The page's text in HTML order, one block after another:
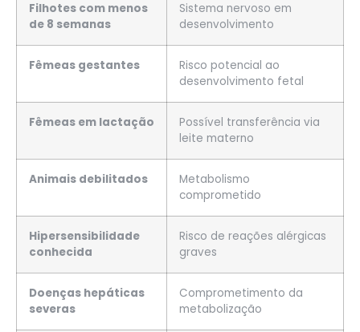
Filhotes com menos
de 8 semanas
Sistema nervoso em
desenvolvimento
Fêmeas gestantes
Risco potencial ao
desenvolvimento fetal
Fêmeas em lactação
Possível transferência via
leite materno
Animais debilitados
Metabolismo
comprometido
Hipersensibilidade
conhecida
Risco de reações alérgicas
graves
Doenças hepáticas
severas
Comprometimento da
metabolização